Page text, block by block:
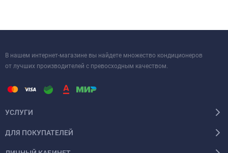
В нашем интернет-магазине вы найдете множество кондиционеров
от лучших производителей с превосходным качеством.
УСЛУГИ
ДЛЯ ПОКУПАТЕЛЕЙ